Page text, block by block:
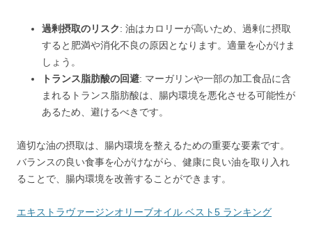
過剰摂取のリスク: 油はカロリーが高いため、過剰に摂取
すると肥満や消化不良の原因となります。適量を心がけま
しょう。
トランス脂肪酸の回避: マーガリンや一部の加工食品に含
まれるトランス脂肪酸は、腸内環境を悪化させる可能性が
あるため、避けるべきです。
適切な油の摂取は、腸内環境を整えるための重要な要素です。
バランスの良い食事を心がけながら、健康に良い油を取り入れ
ることで、腸内環境を改善することができます。
エキストラヴァージンオリーブオイル ベスト5 ランキング